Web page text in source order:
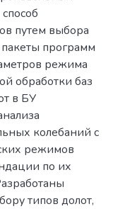
путем выбора
программ
режима
обработки баз
в БУ
колебаний с
режимов
по их
типов долот,